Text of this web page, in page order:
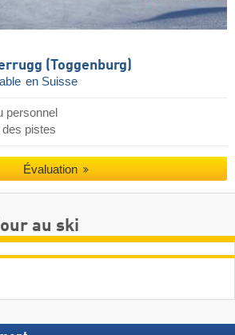
(Toggenburg)
en Suisse
personnel
des pistes
Évaluation
au ski